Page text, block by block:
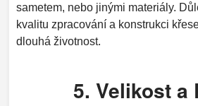
sametem, nebo jinými materiály.
kvalitu zpracování a konstrukci
dlouhá životnost.
5. Velikost a